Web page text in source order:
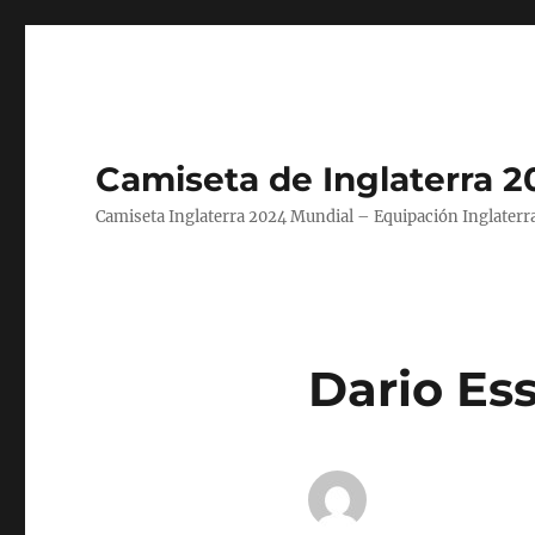
Camiseta de Inglaterra
Camiseta Inglaterra 2024 Mundial – Equipación
Dario